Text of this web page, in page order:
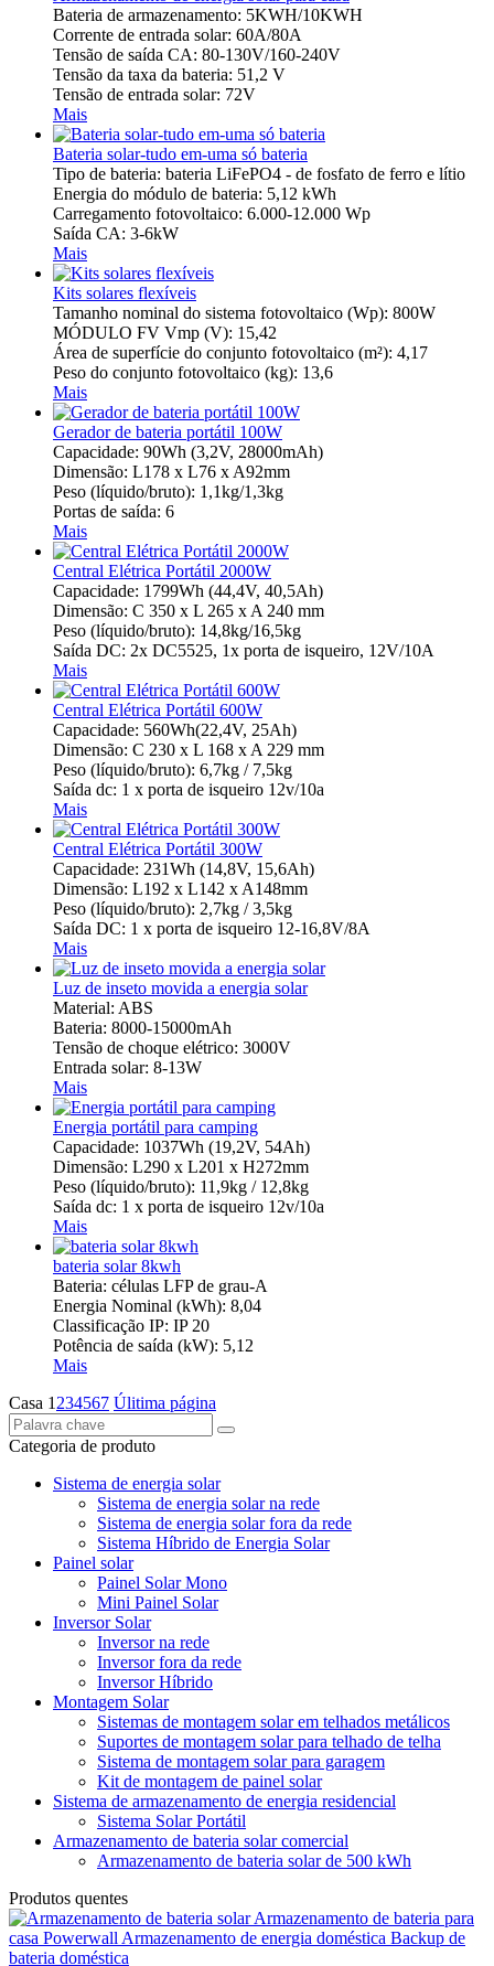
Bateria de armazenamento: 5KWH/10KWH
Corrente de entrada solar: 60A/80A
Tensão de saída CA: 80-130V/160-240V
Tensão da taxa da bateria: 51,2 V
Tensão de entrada solar: 72V
Mais
Bateria solar-tudo em-uma só bateria
Tipo de bateria: bateria LiFePO4 - de fosfato de ferro e lítio
Energia do módulo de bateria: 5,12 kWh
Carregamento fotovoltaico: 6.000-12.000 Wp
Saída CA: 3-6kW
Mais
Kits solares flexíveis
Tamanho nominal do sistema fotovoltaico (Wp): 800W
MÓDULO FV Vmp (V): 15,42
Área de superfície do conjunto fotovoltaico (m²): 4,17
Peso do conjunto fotovoltaico (kg): 13,6
Mais
Gerador de bateria portátil 100W
Capacidade: 90Wh (3,2V, 28000mAh)
Dimensão: L178 x L76 x A92mm
Peso (líquido/bruto): 1,1kg/1,3kg
Portas de saída: 6
Mais
Central Elétrica Portátil 2000W
Capacidade: 1799Wh (44,4V, 40,5Ah)
Dimensão: C 350 x L 265 x A 240 mm
Peso (líquido/bruto): 14,8kg/16,5kg
Saída DC: 2x DC5525, 1x porta de isqueiro, 12V/10A
Mais
Central Elétrica Portátil 600W
Capacidade: 560Wh(22,4V, 25Ah)
Dimensão: C 230 x L 168 x A 229 mm
Peso (líquido/bruto): 6,7kg / 7,5kg
Saída dc: 1 x porta de isqueiro 12v/10a
Mais
Central Elétrica Portátil 300W
Capacidade: 231Wh (14,8V, 15,6Ah)
Dimensão: L192 x L142 x A148mm
Peso (líquido/bruto): 2,7kg / 3,5kg
Saída DC: 1 x porta de isqueiro 12-16,8V/8A
Mais
Luz de inseto movida a energia solar
Material: ABS
Bateria: 8000-15000mAh
Tensão de choque elétrico: 3000V
Entrada solar: 8-13W
Mais
Energia portátil para camping
Capacidade: 1037Wh (19,2V, 54Ah)
Dimensão: L290 x L201 x H272mm
Peso (líquido/bruto): 11,9kg / 12,8kg
Saída dc: 1 x porta de isqueiro 12v/10a
Mais
bateria solar 8kwh
Bateria: células LFP de grau-A
Energia Nominal (kWh): 8,04
Classificação IP: IP 20
Potência de saída (kW): 5,12
Mais
Casa 1 234567 Úlitima página
Categoria de produto
Sistema de energia solar
Sistema de energia solar na rede
Sistema de energia solar fora da rede
Sistema Híbrido de Energia Solar
Painel solar
Painel Solar Mono
Mini Painel Solar
Inversor Solar
Inversor na rede
Inversor fora da rede
Inversor Híbrido
Montagem Solar
Sistemas de montagem solar em telhados metálicos
Suportes de montagem solar para telhado de telha
Sistema de montagem solar para garagem
Kit de montagem de painel solar
Sistema de armazenamento de energia residencial
Sistema Solar Portátil
Armazenamento de bateria solar comercial
Armazenamento de bateria solar de 500 kWh
Produtos quentes